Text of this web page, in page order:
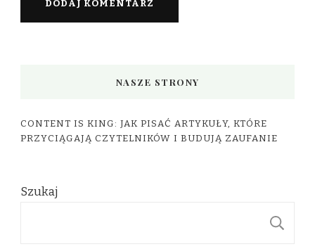
NASZE STRONY
CONTENT IS KING: JAK PISAĆ ARTYKUŁY, KTÓRE
PRZYCIĄGAJĄ CZYTELNIKÓW I BUDUJĄ ZAUFANIE
Szukaj